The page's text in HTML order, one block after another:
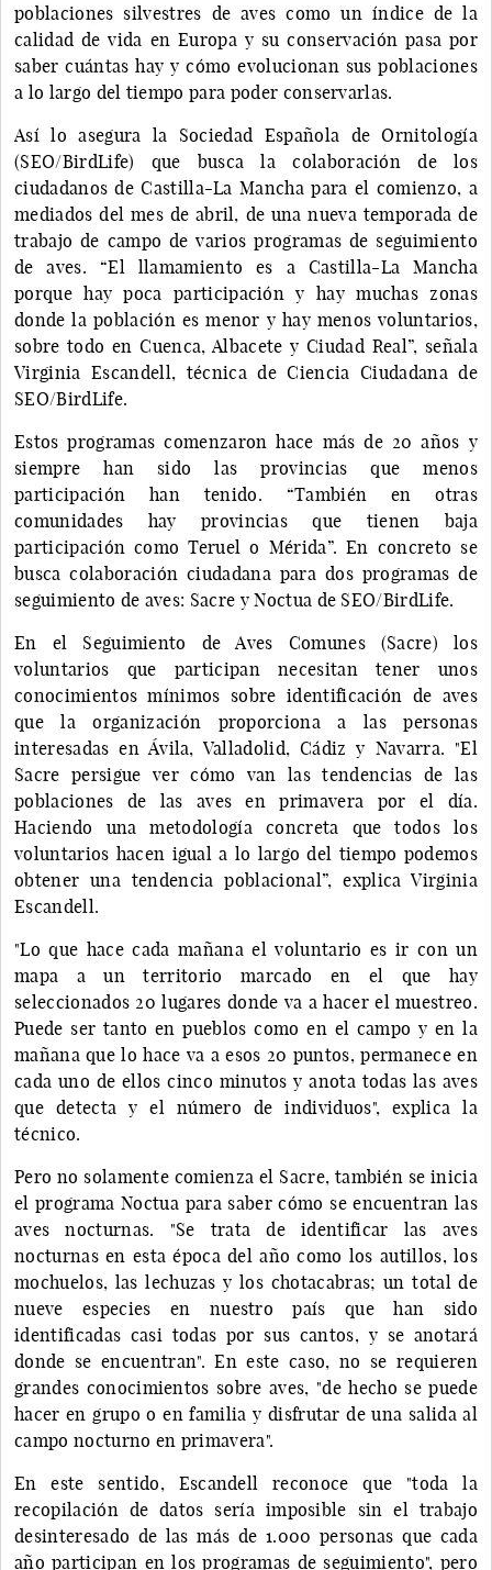
poblaciones silvestres de aves como un índice de la
calidad de vida en Europa y su conservación pasa por
saber cuántas hay y cómo evolucionan sus poblaciones
a lo largo del tiempo para poder conservarlas.
Así lo asegura la Sociedad Española de Ornitología
(SEO/BirdLife) que busca la colaboración de los
ciudadanos de Castilla-La Mancha para el comienzo, a
mediados del mes de abril, de una nueva temporada de
trabajo de campo de varios programas de seguimiento
de aves. “El llamamiento es a Castilla-La Mancha
porque hay poca participación y hay muchas zonas
donde la población es menor y hay menos voluntarios,
sobre todo en Cuenca, Albacete y Ciudad Real”, señala
Virginia Escandell, técnica de Ciencia Ciudadana de
SEO/BirdLife.
Estos programas comenzaron hace más de 20 años y
siempre han sido las provincias que menos
participación han tenido. “También en otras
comunidades hay provincias que tienen baja
participación como Teruel o Mérida”. En concreto se
busca colaboración ciudadana para dos programas de
seguimiento de aves: Sacre y Noctua de SEO/BirdLife.
En el Seguimiento de Aves Comunes (Sacre) los
voluntarios que participan necesitan tener unos
conocimientos mínimos sobre identificación de aves
que la organización proporciona a las personas
interesadas en Ávila, Valladolid, Cádiz y Navarra. "El
Sacre persigue ver cómo van las tendencias de las
poblaciones de las aves en primavera por el día.
Haciendo una metodología concreta que todos los
voluntarios hacen igual a lo largo del tiempo podemos
obtener una tendencia poblacional”, explica Virginia
Escandell.
"Lo que hace cada mañana el voluntario es ir con un
mapa a un territorio marcado en el que hay
seleccionados 20 lugares donde va a hacer el muestreo.
Puede ser tanto en pueblos como en el campo y en la
mañana que lo hace va a esos 20 puntos, permanece en
cada uno de ellos cinco minutos y anota todas las aves
que detecta y el número de individuos", explica la
técnico.
Pero no solamente comienza el Sacre, también se inicia
el programa Noctua para saber cómo se encuentran las
aves nocturnas. "Se trata de identificar las aves
nocturnas en esta época del año como los autillos, los
mochuelos, las lechuzas y los chotacabras; un total de
nueve especies en nuestro país que han sido
identificadas casi todas por sus cantos, y se anotará
donde se encuentran". En este caso, no se requieren
grandes conocimientos sobre aves, "de hecho se puede
hacer en grupo o en familia y disfrutar de una salida al
campo nocturno en primavera".
En este sentido, Escandell reconoce que "toda la
recopilación de datos sería imposible sin el trabajo
desinteresado de las más de 1.000 personas que cada
año participan en los programas de seguimiento", pero